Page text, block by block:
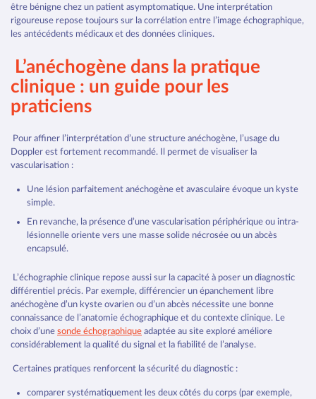
être bénigne chez un patient asymptomatique. Une interprétation
rigoureuse repose toujours sur la corrélation entre l’image échographique,
les antécédents médicaux et des données cliniques.
L’anéchogène dans la pratique
clinique : un guide pour les
praticiens
Pour affiner l’interprétation d’une structure anéchogène, l’usage du
Doppler est fortement recommandé. Il permet de visualiser la
vascularisation :
Une lésion parfaitement anéchogène et avasculaire évoque un kyste
simple.
En revanche, la présence d’une vascularisation périphérique ou intra-
lésionnelle oriente vers une masse solide nécrosée ou un abcès
encapsulé.
L’échographie clinique repose aussi sur la capacité à poser un diagnostic
différentiel précis. Par exemple, différencier un épanchement libre
anéchogène d’un kyste ovarien ou d’un abcès nécessite une bonne
connaissance de l’anatomie échographique et du contexte clinique. Le
choix d’une sonde échographique adaptée au site exploré améliore
considérablement la qualité du signal et la fiabilité de l’analyse.
Certaines pratiques renforcent la sécurité du diagnostic :
comparer systématiquement les deux côtés du corps (par exemple,